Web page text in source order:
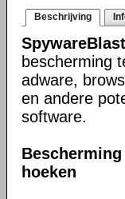
Beschrijving
bescherming
adware,
en andere
software.
hoeken